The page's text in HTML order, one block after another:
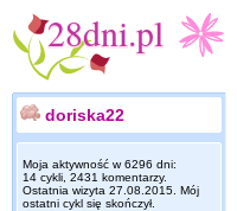
doriska22
Moja aktywność w 6296 dni:
14 cykli, 2431 komentarzy.
Ostatnia wizyta 27.08.2015 . Mój
ostatni cykl się skończył.